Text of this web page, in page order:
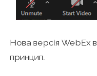
Нова версія WebEx
принцип.